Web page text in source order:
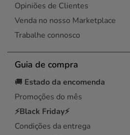
Opiniões de Clientes
Venda no nosso Marketplace
Trabalhe connosco
Guia de compra
🚚 Estado da encomenda
Promoções do mês
⚡Black Friday⚡
Condições da entrega